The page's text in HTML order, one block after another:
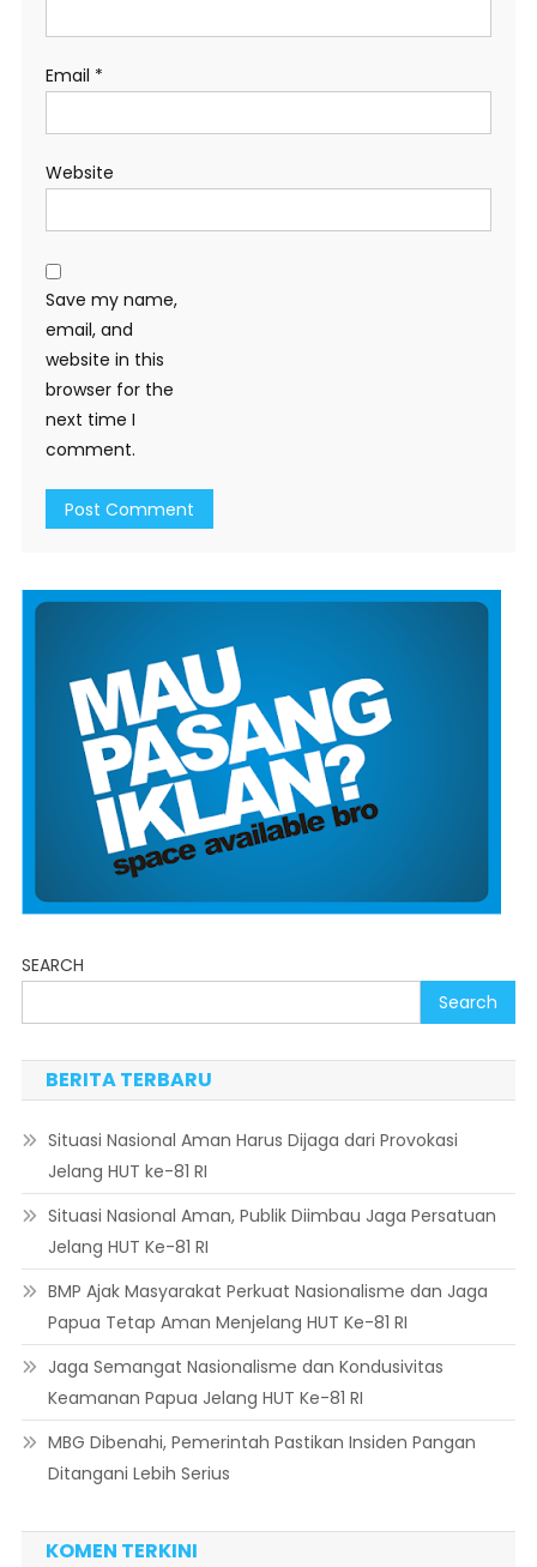
Email *
Website
Save my name,
email, and
website in this
browser for the
next time I
comment.
SEARCH
Search
BERITA TERBARU
Situasi Nasional Aman Harus Dijaga dari Provokasi
Jelang HUT ke-81 RI
Situasi Nasional Aman, Publik Diimbau Jaga Persatuan
Jelang HUT Ke-81 RI
BMP Ajak Masyarakat Perkuat Nasionalisme dan Jaga
Papua Tetap Aman Menjelang HUT Ke-81 RI
Jaga Semangat Nasionalisme dan Kondusivitas
Keamanan Papua Jelang HUT Ke-81 RI
MBG Dibenahi, Pemerintah Pastikan Insiden Pangan
Ditangani Lebih Serius
KOMEN TERKINI